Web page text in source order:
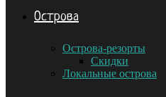
Острова
Острова-резорты
Скидки
Локальные острова